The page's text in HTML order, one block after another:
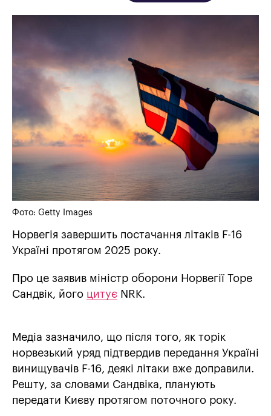
Фото: Getty Images
Норвегія завершить постачання літаків F-16
Україні протягом 2025 року.
Про це заявив міністр оборони Норвегії Торе
Сандвік, його цитує NRK.
Медіа зазначило, що після того, як торік
норвезький уряд підтвердив передання Україні
винищувачів F-16, деякі літаки вже доправили.
Решту, за словами Сандвіка, планують
передати Києву протягом поточного року.